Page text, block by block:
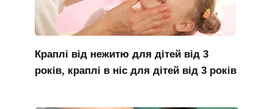
Краплі від нежитю для дітей від 3
років, краплі в ніс для дітей від 3 років